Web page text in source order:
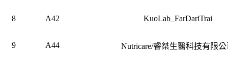
8 A42 KuoLab_FarDariTrai
9 A44 Nutricare/睿桀生醫科技有限公